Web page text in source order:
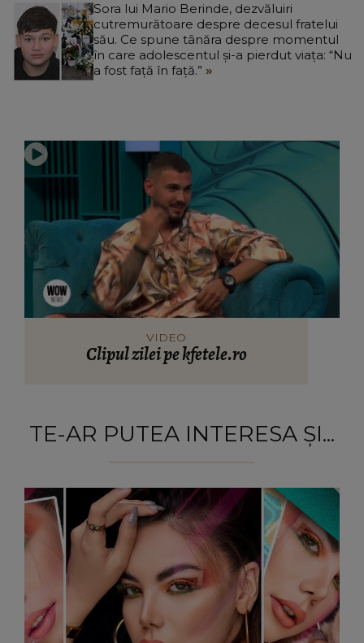
Sora lui Mario Berinde, dezvăluiri
cutremurătoare despre decesul fratelui
său. Ce spune tânăra despre momentul
în care adolescentul și-a pierdut viața: “Nu
a fost față în față.”
VIDEO
Clipul zilei pe kfetele.ro
TE-AR PUTEA INTERESA ȘI...